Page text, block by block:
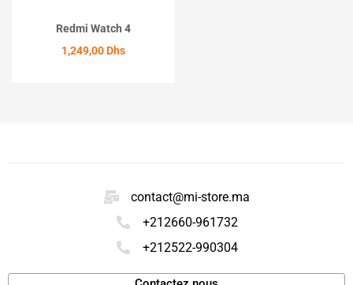
Redmi Watch 4
1,249,00 Dhs
contact@mi-store.ma
+212660-961732
+212522-990304